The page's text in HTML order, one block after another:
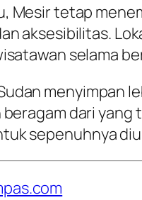
Mesir tetap
aksesibilitas.
selama
menyimpan
dari
sepenuhnya